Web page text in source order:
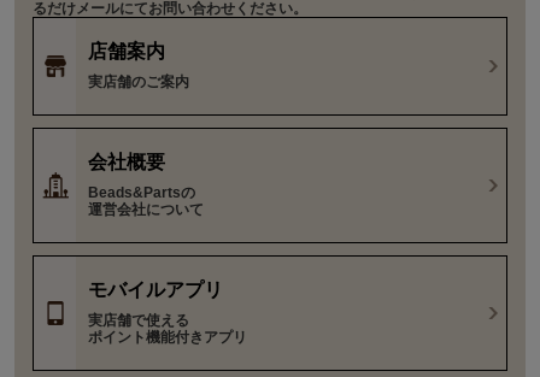
るだけメールにてお問い合わせください。
店舗案内
実店舗のご案内
会社概要
Beads&Partsの
運営会社について
モバイルアプリ
実店舗で使える
ポイント機能付きアプリ